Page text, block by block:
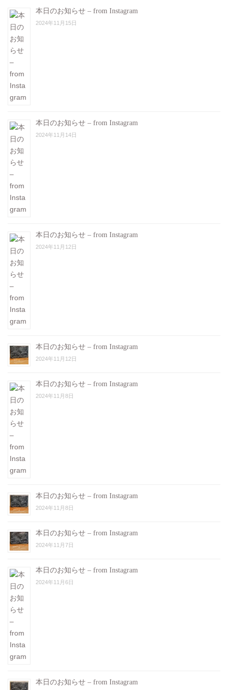
本日のお知らせ – from Instagram
2024年11月15日
本日のお知らせ – from Instagram
2024年11月14日
本日のお知らせ – from Instagram
2024年11月12日
本日のお知らせ – from Instagram
2024年11月12日
本日のお知らせ – from Instagram
2024年11月8日
本日のお知らせ – from Instagram
2024年11月8日
本日のお知らせ – from Instagram
2024年11月7日
本日のお知らせ – from Instagram
2024年11月6日
本日のお知らせ – from Instagram